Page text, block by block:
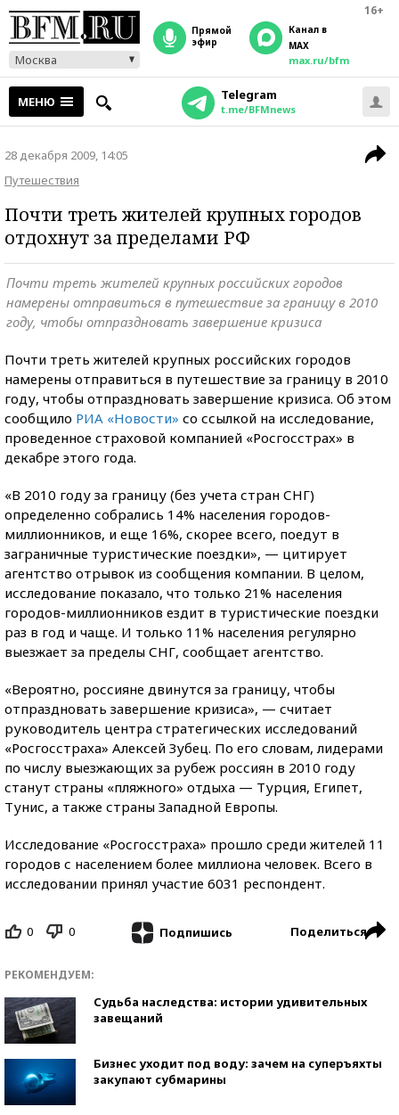
16+
Москва
прямой
эфир
Канал в
MAX
max.ru/bfm
МЕНЮ Telegram
t.me/BFMnews
28 декабря 2009, 14:05
Путешествия
Почти треть жителей крупных городов
отдохнут за пределами РФ
Почти треть жителей крупных российских городов
намерены отправиться в путешествие за границу в 2010
году, чтобы отпраздновать завершение кризиса
Почти треть жителей крупных российских городов
намерены отправиться в путешествие за границу в 2010
году, чтобы отпраздновать завершение кризиса. Об этом
сообщило РИА «Новости» со ссылкой на исследование,
проведенное страховой компанией «Росгосстрах» в
декабре этого года.
«В 2010 году за границу (без учета стран СНГ)
определенно собрались 14% населения городов-
миллионников, и еще 16%, скорее всего, поедут в
заграничные туристические поездки», — цитирует
агентство отрывок из сообщения компании. В целом,
исследование показало, что только 21% населения
городов-миллионников ездит в туристические поездки
раз в год и чаще. И только 11% населения регулярно
выезжает за пределы СНГ, сообщает агентство.
«Вероятно, россияне двинутся за границу, чтобы
отпраздновать завершение кризиса», — считает
руководитель центра стратегических исследований
«Росгосстраха» Алексей Зубец. По его словам, лидерами
по числу выезжающих за рубеж россиян в 2010 году
станут страны «пляжного» отдыха — Турция, Египет,
Тунис, а также страны Западной Европы.
Исследование «Росгосстраха» прошло среди жителей 11
городов с населением более миллиона человек. Всего в
исследовании принял участие 6031 респондент.
0 0 Подпишись Поделиться
РЕКОМЕНДУЕМ:
Судьба наследства: истории удивительных
завещаний
Бизнес уходит под воду: зачем на суперъяхты
закупают субмарины